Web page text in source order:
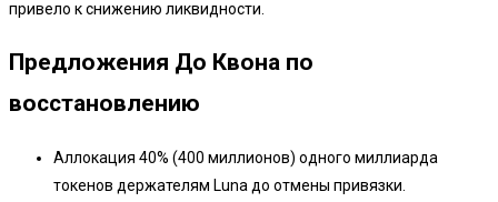
привело к снижению ликвидности.
Предложения До Квона по
восстановлению
Аллокация 40% (400 миллионов) одного миллиарда
токенов держателям Luna до отмены привязки.